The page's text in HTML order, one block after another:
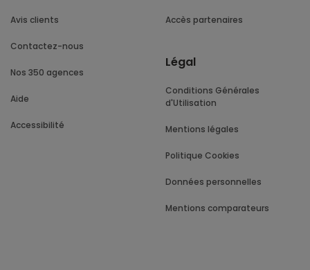
Avis clients
Contactez-nous
Nos 350 agences
Aide
Accessibilité
Accès partenaires
Légal
Conditions Générales
d'Utilisation
Mentions légales
Politique Cookies
Données personnelles
Mentions comparateurs